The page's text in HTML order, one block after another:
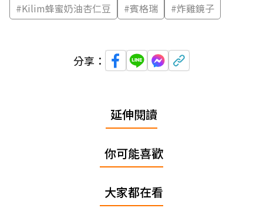
#Kilim蜂蜜奶油杏仁豆 #賓格瑞 #炸雞鏡子
分享：
延伸閱讀
你可能喜歡
大家都在看